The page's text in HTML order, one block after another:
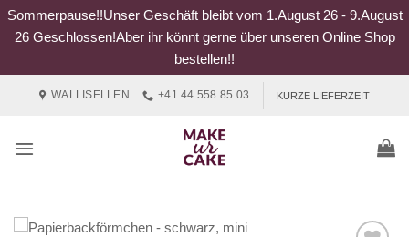
Sommerpause!!Unser Geschäft bleibt vom 1.August 26 - 9.August
26 Geschlossen!Aber ihr könnt gerne über unseren Online Shop
bestellen!!
WALLISELLEN +41 44 558 85 03 KURZE LIEFERZEIT